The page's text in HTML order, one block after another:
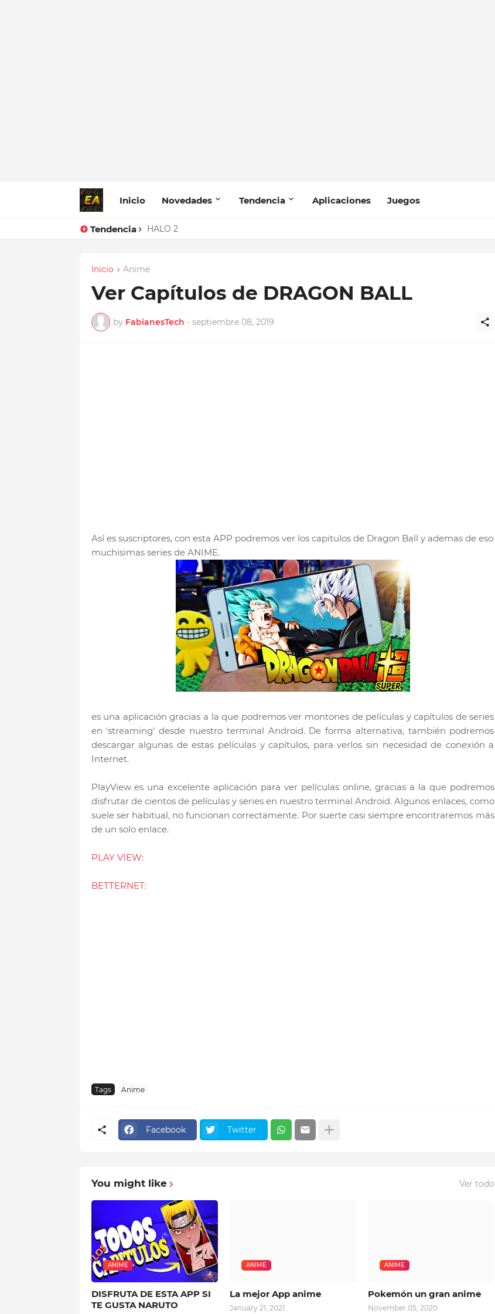
Inicio Novedades Tendencia Aplicaciones Juegos
Tendencia HALO 2
Inicio Anime
Ver Capítulos de DRAGON BALL
by FabianesTech - septiembre 08, 2019
Así es suscriptores, con esta APP podremos ver los capitulos de Dragon Ball y ademas de eso
muchisimas series de ANIME.
es una aplicación gracias a la que podremos ver montones de películas y capítulos de series
en 'streaming' desde nuestro terminal Android. De forma alternativa, también podremos
descargar algunas de estas películas y capítulos, para verlos sin necesidad de conexión a
Internet.
PlayView es una excelente aplicación para ver películas online, gracias a la que podremos
disfrutar de cientos de películas y series en nuestro terminal Android. Algunos enlaces, como
suele ser habitual, no funcionan correctamente. Por suerte casi siempre encontraremos más
de un solo enlace.
PLAY VIEW:
BETTERNET:
Tags Anime
Facebook Twitter
You might like Ver todo
ANIME
DISFRUTA DE ESTA APP SI
TE GUSTA NARUTO
ANIME
La mejor App anime
January 21, 2021
ANIME
Pokemón un gran anime
November 05, 2020